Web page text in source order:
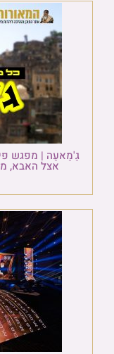
גַ'מַאעַה | מפגש
אצל האבא,